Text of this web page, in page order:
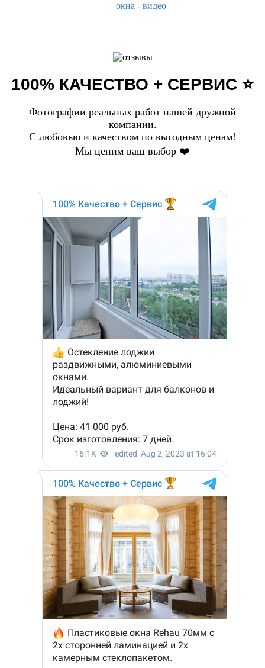
100% КАЧЕСТВО + СЕРВИС ⭐️
Фотографии реальных работ нашей дружной
компании.
С любовью и качеством по выгодным ценам!
Мы ценим ваш выбор ❤️